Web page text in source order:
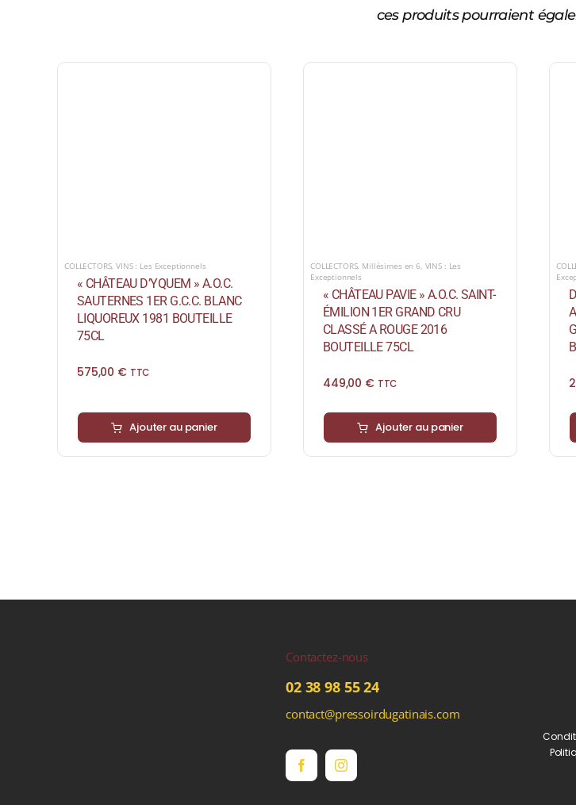
ces produits pourraient
COLLECTORS,VINS : Les Exceptionnels
« CHÂTEAU D’YQUEM » A.O.C.
SAUTERNES 1ER G.C.C. BLANC
LIQUOREUX 1981 BOUTEILLE
75CL
575,00 € TTC
Ajouter au panier
COLLECTORS, Millésimes en 6, VINS : Les
Exceptionnels
« CHÂTEAU PAVIE » A.O.C. SAINT-
ÉMILION 1ER GRAND CRU
CLASSÉ A ROUGE 2016
BOUTEILLE 75CL
449,00 € TTC
Ajouter au panier
Contactez-nous
02 38 98 55 24
contact@pressoirdugatinais.com